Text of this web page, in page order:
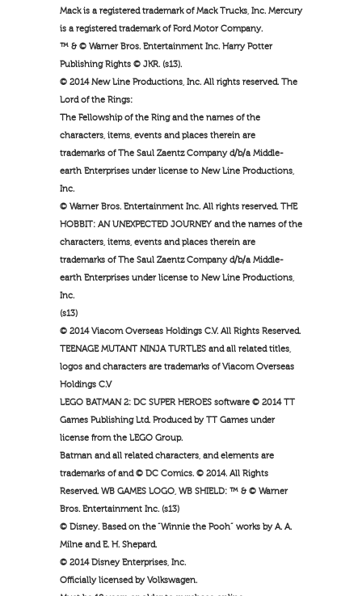
Mack is a registered trademark of Mack Trucks, Inc. Mercury
is a registered trademark of Ford Motor Company.
™ & © Warner Bros. Entertainment Inc. Harry Potter
Publishing Rights © JKR. (s13).
© 2014 New Line Productions, Inc. All rights reserved. The
Lord of the Rings:
The Fellowship of the Ring and the names of the
characters, items, events and places therein are
trademarks of The Saul Zaentz Company d/b/a Middle-
earth Enterprises under license to New Line Productions,
Inc.
© Warner Bros. Entertainment Inc. All rights reserved. THE
HOBBIT: AN UNEXPECTED JOURNEY and the names of the
characters, items, events and places therein are
trademarks of The Saul Zaentz Company d/b/a Middle-
earth Enterprises under license to New Line Productions,
Inc.
(s13)
© 2014 Viacom Overseas Holdings C.V. All Rights Reserved.
TEENAGE MUTANT NINJA TURTLES and all related titles,
logos and characters are trademarks of Viacom Overseas
Holdings C.V
LEGO BATMAN 2: DC SUPER HEROES software © 2014 TT
Games Publishing Ltd. Produced by TT Games under
license from the LEGO Group.
Batman and all related characters, and elements are
trademarks of and © DC Comics. © 2014. All Rights
Reserved. WB GAMES LOGO, WB SHIELD: ™ & © Warner
Bros. Entertainment Inc. (s13)
© Disney. Based on the “Winnie the Pooh” works by A. A.
Milne and E. H. Shepard.
© 2014 Disney Enterprises, Inc.
Officially licensed by Volkswagen.